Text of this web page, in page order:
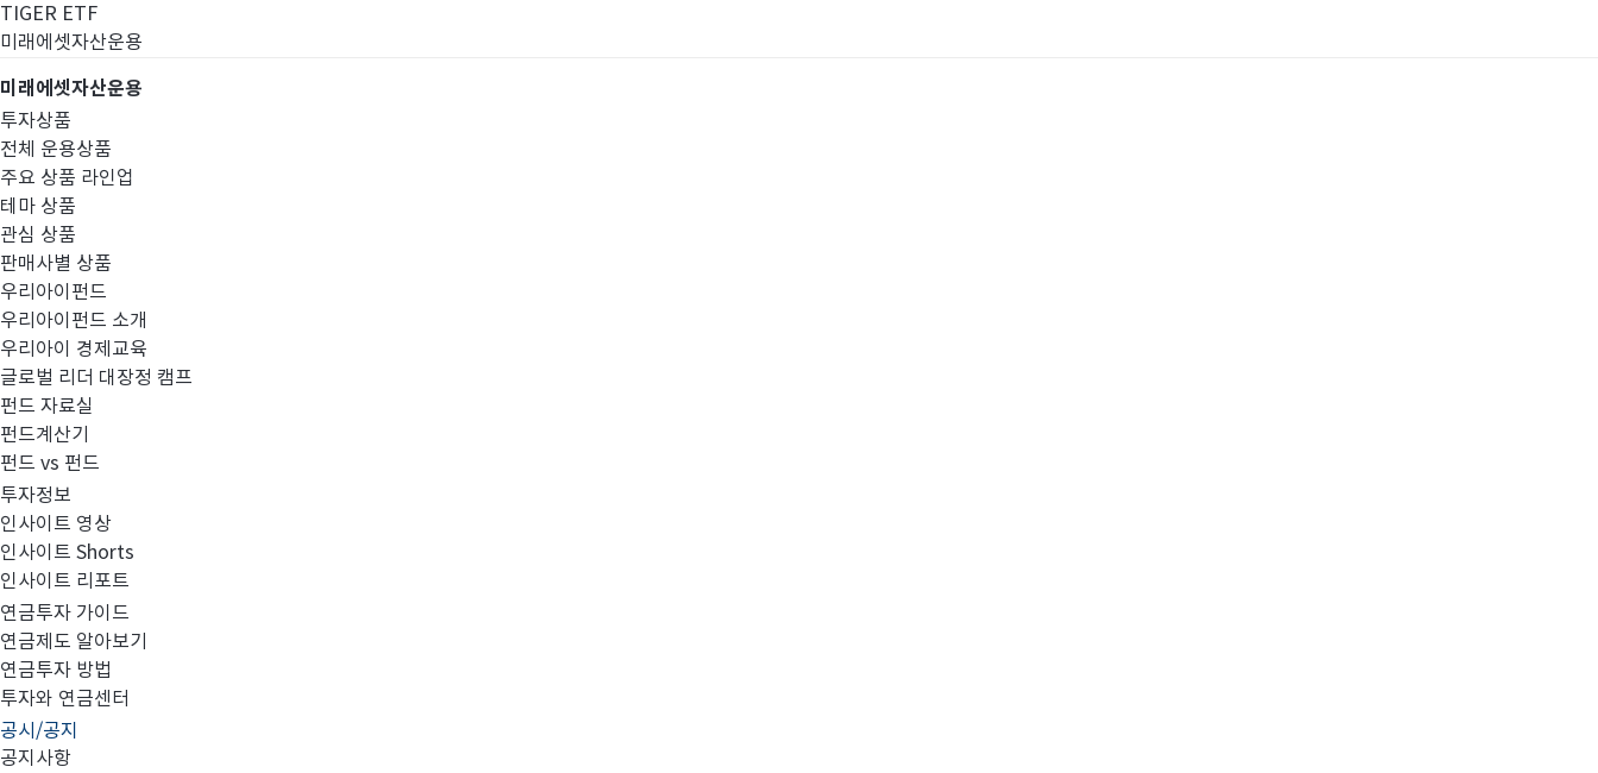
TIGER ETF
미래에셋자산운용
미래에셋자산운용
투자상품
전체 운용상품
주요 상품 라인업
테마 상품
관심 상품
판매사별 상품
우리아이펀드
우리아이펀드 소개
우리아이 경제교육
글로벌 리더 대장정 캠프
펀드 자료실
펀드계산기
펀드 vs 펀드
투자정보
인사이트 영상
인사이트 Shorts
인사이트 리포트
연금투자 가이드
연금제도 알아보기
연금투자 방법
투자와 연금센터
공시/공지
공지사항
고난도금융투자상품
고난도금융투자상품_공시_20220406